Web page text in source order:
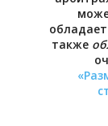
обладает
также